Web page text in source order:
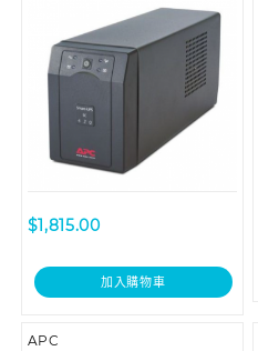
$1,815.00
加入購物車
APC